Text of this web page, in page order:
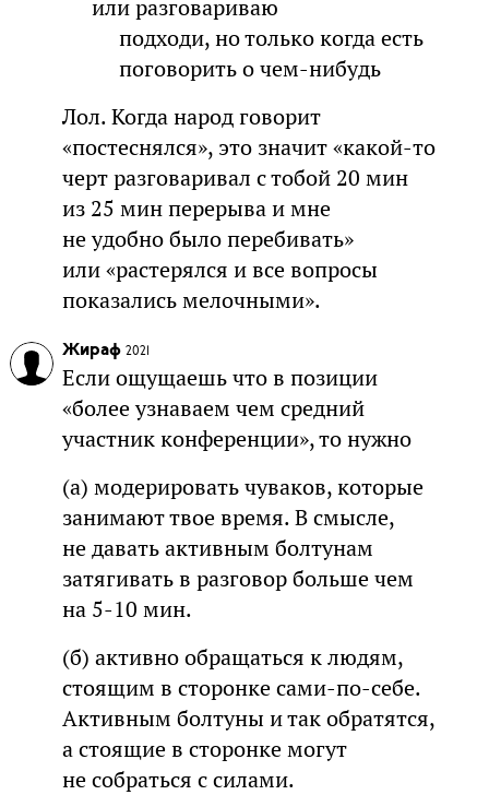
или разговариваю
подходи, но только когда есть
поговорить о чем-нибудь
Лол. Когда народ говорит
«постеснялся», это значит «какой-то
черт разговаривал с тобой 20 мин
из 25 мин перерыва и мне
не удобно было перебивать»
или «растерялся и все вопросы
показались мелочными».
Жираф 2021
Если ощущаешь что в позиции
«более узнаваем чем средний
участник конференции», то нужно
(а) модерировать чуваков, которые
занимают твое время. В смысле,
не давать активным болтунам
затягивать в разговор больше чем
на 5-10 мин.
(б) активно обращаться к людям,
стоящим в сторонке сами-по-себе.
Активным болтуны и так обратятся,
а стоящие в сторонке могут
не собраться с силами.